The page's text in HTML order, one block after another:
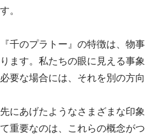
す。
『千のプラトー』の特徴は、物
ります。私たちの眼に見える事
必要な場合には、それを別の方
先にあげたようなさまざまな印
て重要なのは、これらの概念が